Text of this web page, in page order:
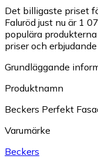
Det billigaste priset
Faluröd just nu är 1
populära
priser och
Grundläggande
Produktnamn
Beckers Perfekt
Varumärke
Beckers